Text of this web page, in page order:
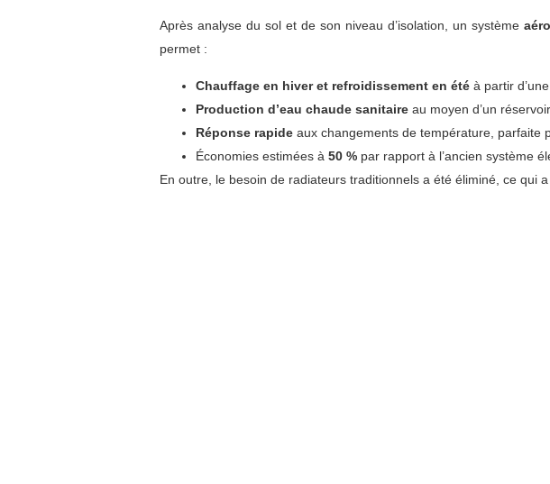
Après analyse du sol et de son niveau d’isolation, un système
permet :
Chauffage en hiver et refroidissement en étéà partir
Production d’eau chaude sanitaireau moyen d’un
Réponse rapideaux changements de température, parfaite
Économies estimées à 50 %par rapport à l’ancien système
En outre, le besoin de radiateurs traditionnels a été éliminé, ce qui